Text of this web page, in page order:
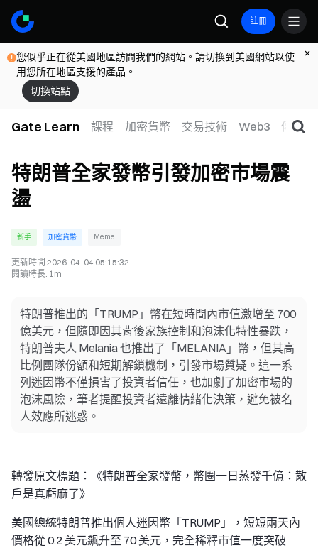
註冊
您似乎正在從美國地區訪問我們的網站。請切換到美國網站以使
用您所在地區支援的產品。
切換站點
Gate Learn 課程 加密貨幣 交易技術 Web3 傳統金
特朗普全家發幣引發加密市場震
盪
新手 加密貨幣 Meme
更新時間 2026-04-04 05:15:32
閱讀時長: 1m
特朗普推出的「TRUMP」幣在短時間內市值激增至 700
億美元，但隨即因其背後家族控制和泡沫化特性暴跌，
特朗普夫人 Melania 也推出了「MELANIA」幣，但其高
比例團隊份額和短期解鎖機制，引發市場質疑。這一系
列迷因幣不僅損害了投資者信任，也加劇了加密市場的
泡沫風險，筆者提醒投資者遠離情緒化決策，避免被名
人效應所迷惑。
轉發原文標題：《特朗普全家發幣，幣圈一日蒸發千億：散
戶是真虧麻了》
美國總統特朗普推出個人迷因幣「TRUMP」，短短兩天內
價格從 0.2 美元飆升至 70 美元，完全稀釋市值一度突破